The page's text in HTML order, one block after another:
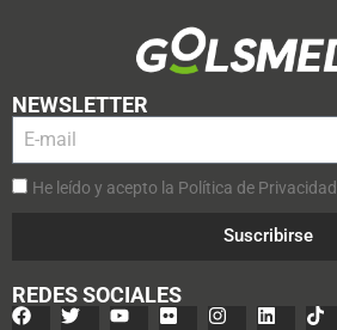
NEWSLETTER
He leído y acepto la Política de Privacidad.
Suscribirse
REDES SOCIALES